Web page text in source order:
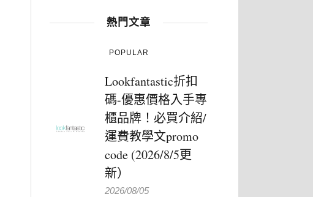
熱門文章
POPULAR
Lookfantastic折扣
碼-優惠價格入手專
櫃品牌！必買介紹/
運費教學文promo
code (2026/8/5更
新）
2026/08/05